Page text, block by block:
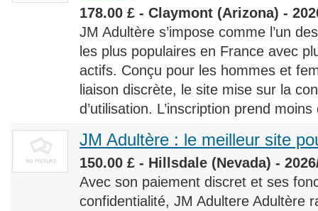
178.00 £ - Claymont (Arizona) -
JM Adultère s’impose comme l’un
les plus populaires en France avec
actifs. Conçu pour les hommes et
liaison discrète, le site mise sur la
d’utilisation. L’inscription prend
JM Adultère : le meilleur site
150.00 £ - Hillsdale (Nevada) -
Avec son paiement discret et ses
confidentialité, JM Adultere Adultère